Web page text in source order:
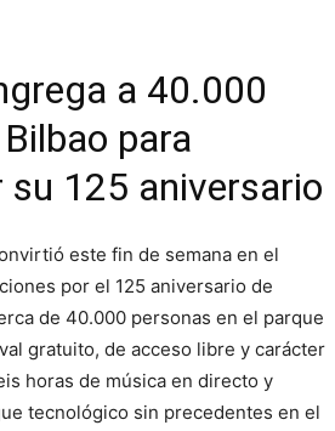
a 40.000
para
su 125 aniversario
este fin de semana en el
por el 125 aniversario de
de 40.000 personas en el parque
gratuito, de acceso libre y carácter
horas de música en directo y
tecnológico sin precedentes en el